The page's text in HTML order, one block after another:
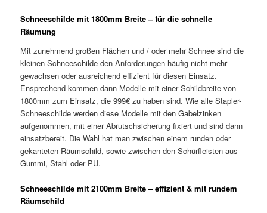
Schneeschilde mit 1800mm Breite – für die schnelle
Räumung
Mit zunehmend großen Flächen und / oder mehr Schnee sind die
kleinen Schneeschilde den Anforderungen häufig nicht mehr
gewachsen oder ausreichend effizient für diesen Einsatz.
Ensprechend kommen dann Modelle mit einer Schildbreite von
1800mm zum Einsatz, die 999€ zu haben sind. Wie alle Stapler-
Schneeschilde werden diese Modelle mit den Gabelzinken
aufgenommen, mit einer Abrutschsicherung fixiert und sind dann
einsatzbereit. Die Wahl hat man zwischen einem runden oder
gekanteten Räumschild, sowie zwischen den Schürfleisten aus
Gummi, Stahl oder PU.
Schneeschilde mit 2100mm Breite – effizient & mit rundem
Räumschild